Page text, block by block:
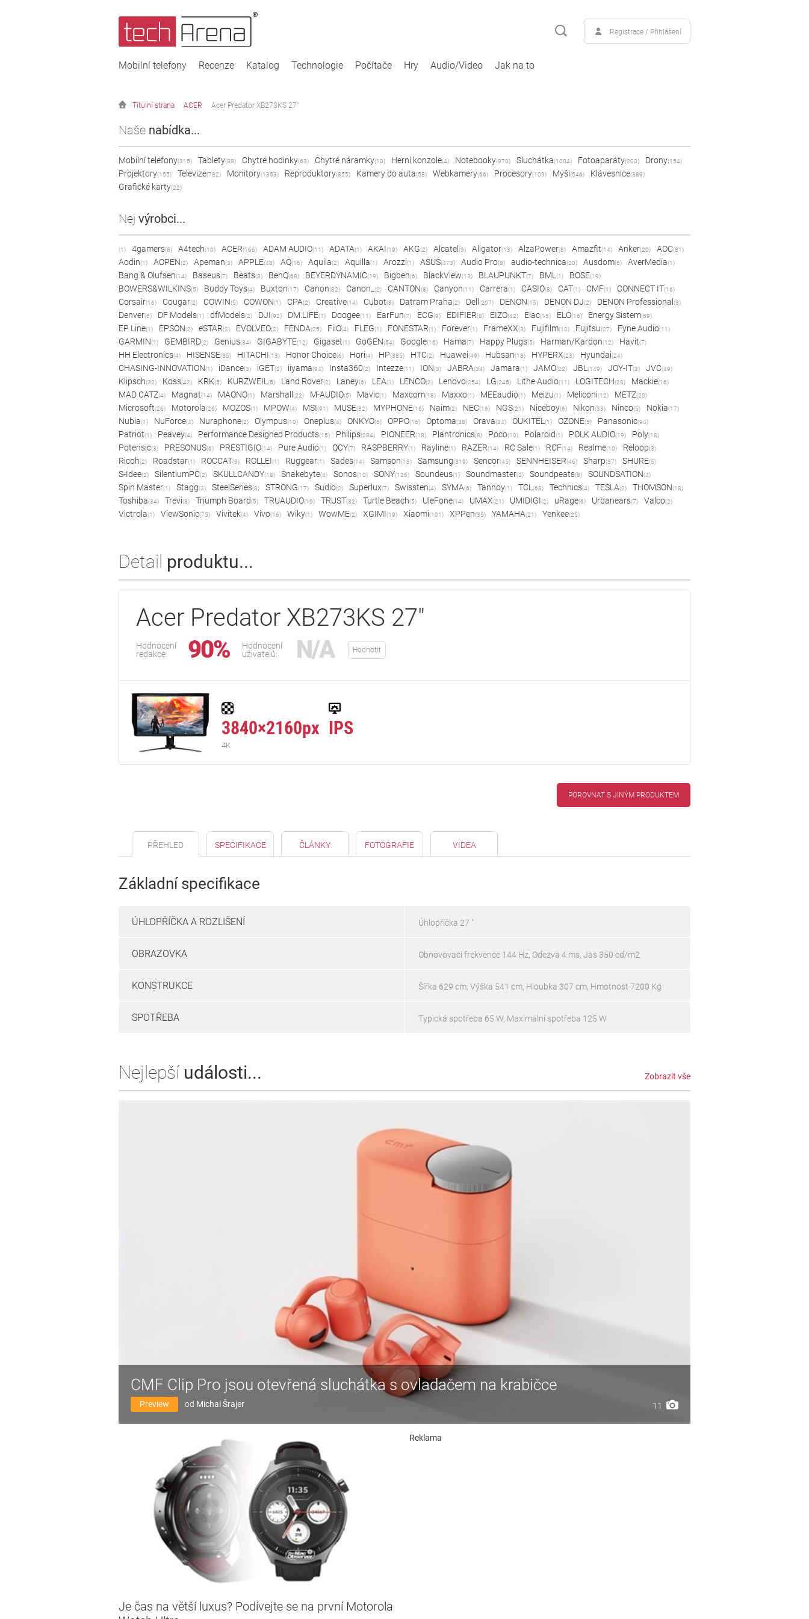
Registrace / Přihlášení
Mobilní telefony Recenze Katalog Technologie Počítače Hry Audio/Video Jak na to
Titulní strana ACER Acer Predator XB273KS 27"
Naše nabídka...
Mobilní telefony(315) Tablety(88) Chytré hodinky(63) Chytré náramky(10) Herní konzole(4) Notebooky(970) Sluchátka(1004) Fotoaparáty(200) Drony(154)
Projektory(155) Televize(782) Monitory(1353) Reproduktory(855) Kamery do auta(58) Webkamery(66) Procesory(109) Myši(546) Klávesnice(389)
Grafické karty(22)
Nej výrobci...
(1) 4gamers(8) A4tech(10) ACER(166) ADAM AUDIO(11) ADATA(1) AKAI(19) AKG(2) Alcatel (3) Aligator(13) AlzaPower(8) Amazfit(14) Anker(20) AOC(81)
Aodin(1) AOPEN(2) Apeman(3) APPLE(48) AQ(16) Aquila(2) Aquilla(1) Arozzi(1) ASUS(473) Audio Pro(8) audio-technica(20) Ausdom(6) AverMedia(1)
Bang & Olufsen(14) Baseus(7) Beats(3) BenQ(68) BEYERDYNAMIC(19) Bigben(6) BlackView(13) BLAUPUNKT(7) BML(1) BOSE(19)
BOWERS&WILKINS(5) Buddy Toys(4) Buxton(17) Canon(82) Canon_ (2) CANTON(8) Canyon(11) Carrera(1) CASIO(8) CAT(1) CMF(1) CONNECT IT(16)
Corsair(16) Cougar(2) COWIN(5) COWON(1) CPA(2) Creative(14) Cubot(8) Datram Praha(2) Dell (207) DENON(15) DENON DJ(2) DENON Professional (3)
Denver(6) DF Models(1) dfModels(2) DJI(92) DM.LIFE(1) Doogee(11) EarFun(7) ECG(9) EDIFIER(8) EIZO(42) Elac(15) ELO(16) Energy Sistem(59)
EP Line(1) EPSON(2) eSTAR(2) EVOLVEO(2) FENDA(25) FiiO(4) FLEG(1) FONESTAR(1) Forever(1) FrameXX(3) Fujifilm(10) Fujitsu(27) Fyne Audio(11)
GARMIN(1) GEMBIRD(2) Genius(34) GIGABYTE(12) Gigaset(1) GoGEN(54) Google(16) Hama(7) Happy Plugs(5) Harman/Kardon(12) Havit(7)
HH Electronics(4) HISENSE(35) HITACHI(13) Honor Choice(6) Hori(4) HP(385) HTC(2) Huawei(49) Hubsan(18) HYPERX(23) Hyundai(24)
CHASING-INNOVATION(1) iDance(3) iGET(2) iiyama(94) Insta360(2) Intezze(11) ION(3) JABRA(34) Jamara(1) JAMO(22) JBL(149) JOY-IT(3) JVC(49)
Klipsch(32) Koss(42) KRK(5) KURZWEIL(5) Land Rover(2) Laney(6) LEA(1) LENCO(2) Lenovo(254) LG(245) Lithe Audio(11) LOGITECH(28) Mackie(16)
MAD CATZ(4) Magnat(14) MAONO(1) Marshall (22) M-AUDIO(5) Mavic(1) Maxcom(18) Maxxo(1) MEEaudio(1) Meizu(1) Meliconi(12) METZ(20)
Microsoft(26) Motorola(26) MOZOS(1) MPOW(4) MSI(91) MUSE(32) MYPHONE(16) Naim(2) NEC(16) NGS(21) Niceboy(6) Nikon(33) Ninco(5) Nokia(17)
Nubia(1) NuForce(4) Nuraphone(2) Olympus(10) Oneplus(4) ONKYO(6) OPPO(16) Optoma(38) Orava(34) OUKITEL(1) OZONE(5) Panasonic(94)
Patriot(1) Peavey(4) Performance Designed Products(15) Philips(284) PIONEER(18) Plantronics(8) Poco(10) Polaroid(1) POLK AUDIO(19) Poly(18)
Potensic(3) PRESONUS(6) PRESTIGIO(14) Pure Audio(1) QCY(7) RASPBERRY(1) Rayline(1) RAZER(14) RC Sale(1) RCF(14) Realme(10) Reloop(3)
Ricoh(2) Roadstar(1) ROCCAT(3) ROLLEI(1) Ruggear(1) Sades(14) Samson(13) Samsung(319) Sencor(45) SENNHEISER(46) Sharp(37) SHURE(5)
S-Idee(2) SilentiumPC(2) SKULLCANDY(18) Snakebyte(4) Sonos(10) SONY(136) Soundeus(1) Soundmaster(2) Soundpeats(8) SOUNDSATION(4)
Spin Master(1) Stagg(2) SteelSeries(8) STRONG(17) Sudio(2) Superlux(7) Swissten(4) SYMA(6) Tannoy(1) TCL(68) Technics(4) TESLA(2) THOMSON(18)
Toshiba(34) Trevi(3) Triumph Board(5) TRUAUDIO(19) TRUST(32) Turtle Beach(5) UleFone(14) UMAX(21) UMIDIGI(2) uRage(6) Urbanears(7) Valco(2)
Victrola(1) ViewSonic(75) Vivitek(4) Vivo(16) Wiky(1) WowME(2) XGIMI(19) Xiaomi(101) XPPen(35) YAMAHA(21) Yenkee(25)
Detail produktu...
Acer Predator XB273KS 27"
Hodnocení
redakce:
90%
Hodnocení
uživatelů:
N/A Hodnotit
3840×2160px
4K
IPS
POROVNAT S JINÝM PRODUKTEM
PŘEHLED SPECIFIKACE ČLÁNKY FOTOGRAFIE VIDEA
Základní specifikace
ÚHLOPŘÍČKA A ROZLIŠENÍ Úhlopříčka 27 "
OBRAZOVKA Obnovovací frekvence 144 Hz, Odezva 4 ms, Jas 350 cd/m2
KONSTRUKCE Šířka 629 cm, Výška 541 cm, Hloubka 307 cm, Hmotnost 7200 Kg
SPOTŘEBA Typická spotřeba 65 W, Maximální spotřeba 125 W
Nejlepší události... Zobrazit vše
CMF Clip Pro jsou otevřená sluchátka s ovladačem na krabičce
Preview od Michal Šrajer 11
Je čas na větší luxus? Podívejte se na první Motorola
Reklama